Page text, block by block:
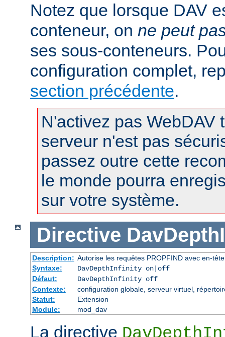
Notez que lorsque DAV
conteneur, on ne peut
ses sous-conteneurs.
configuration complet,
section précédente.
N'activez pas WebDAV
serveur n'est pas
passez outre cette
le monde pourra
sur votre système.
Directive
Description: Autorise les requêtes PROPFIND avec en-
Syntaxe:
DavDepthInfinity on|off
Défaut:
DavDepthInfinity off
Contexte:
configuration globale, serveur virtuel,
Statut:
Extension
Module:
mod_dav
La directive